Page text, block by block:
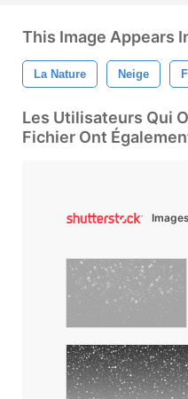
This Image Appears
La Nature Neige
Les Utilisateurs Qui
Fichier Ont